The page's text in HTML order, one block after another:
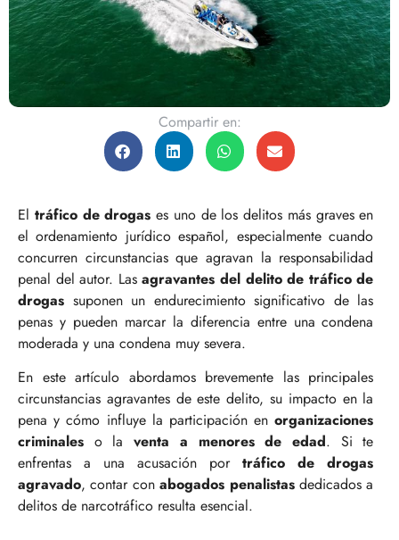
Compartir en:
El tráfico de drogas es uno de los delitos más graves en
el ordenamiento jurídico español, especialmente cuando
concurren circunstancias que agravan la responsabilidad
penal del autor. Lasagravantes del delito de tráfico de
drogas suponen un endurecimiento significativo de las
penas y pueden marcar la diferencia entre una condena
moderada y una condena muy severa.
En este artículo abordamos brevemente las principales
circunstancias agravantes de este delito, su impacto en la
pena y cómo influye la participación enorganizaciones
criminales o laventa a menores de edad. Si te
enfrentas a una acusación portráfico de drogas
agravado, contar conabogados penalistasdedicados a
delitos de narcotráfico resulta esencial.